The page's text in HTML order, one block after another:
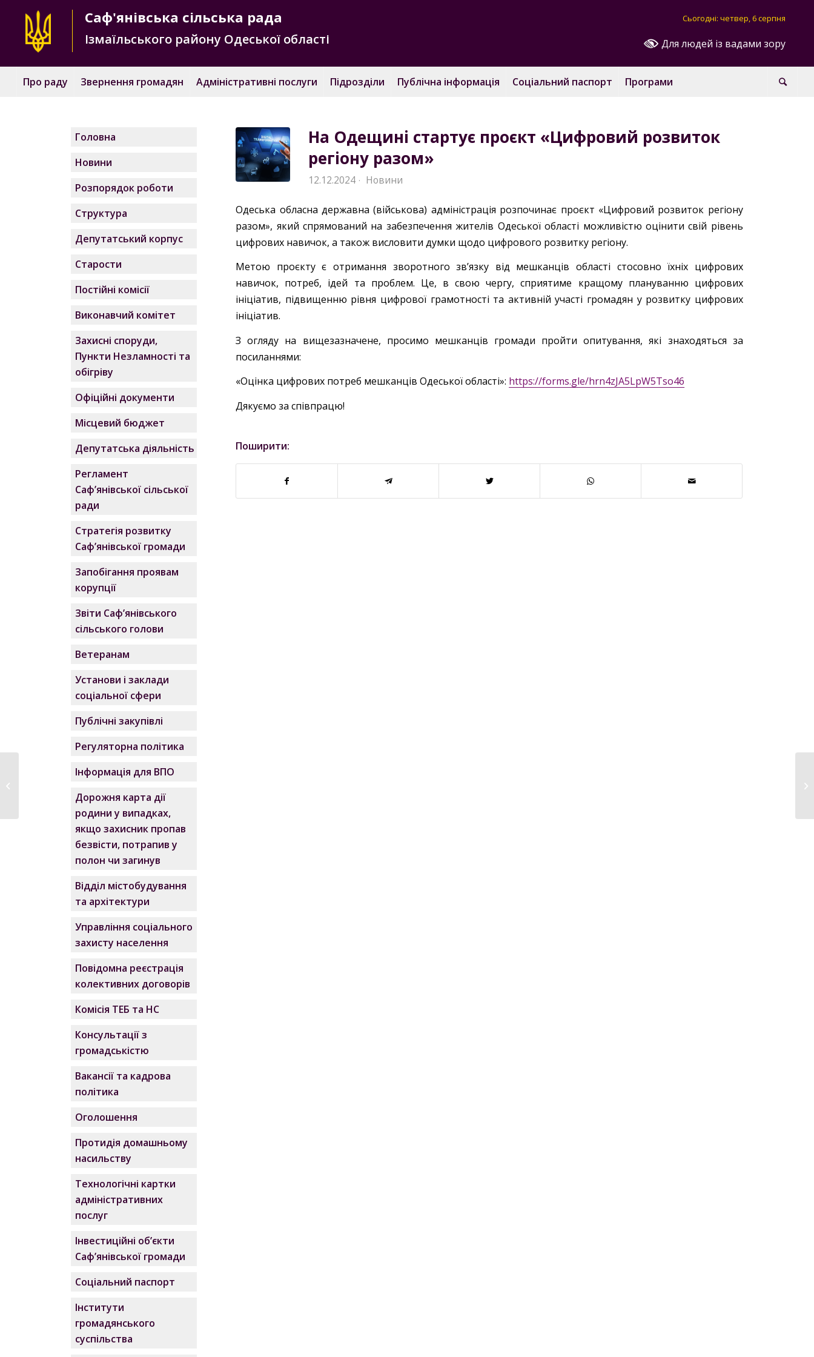
Для людей із вадами зору
Сьогодні: четвер, 6 серпня
Саф'янівська сільська рада
Ізмаїльського району Одеської області
Про раду Звернення громадян Адміністративні послуги Підрозділи Публічна інформація Соціальний паспорт Програми
На Одещині стартує проєкт «Цифровий розвиток
регіону разом»
12.12.2024 · Новини
Одеська обласна державна (військова) адміністрація розпочинає проєкт «Цифровий розвиток регіону
разом», який спрямований на забезпечення жителів Одеської області можливістю оцінити свій рівень
цифрових навичок, а також висловити думки щодо цифрового розвитку регіону.
Метою проєкту є отримання зворотного зв’язку від мешканців області стосовно їхніх цифрових
навичок, потреб, ідей та проблем. Це, в свою чергу, сприятиме кращому плануванню цифрових
ініціатив, підвищенню рівня цифрової грамотності та активній участі громадян у розвитку цифрових
ініціатив.
З огляду на вищезазначене, просимо мешканців громади пройти опитування, які знаходяться за
посиланнями:
«Оцінка цифрових потреб мешканців Одеської області»: https://forms.gle/hrn4zJA5LpW5Tso46
Дякуємо за співпрацю!
Поширити:
Головна
Новини
Розпорядок роботи
Структура
Депутатський корпус
Старости
Постійні комісії
Виконавчий комітет
Захисні споруди,
Пункти Незламності та
обігріву
Офіційні документи
Місцевий бюджет
Депутатська діяльність
Регламент
Саф’янівської сільської
ради
Стратегія розвитку
Саф’янівської громади
Запобігання проявам
корупції
Звіти Саф’янівського
сільського голови
Ветеранам
Установи і заклади
соціальної сфери
Публічні закупівлі
Регуляторна політика
Інформація для ВПО
Дорожня карта дії
родини у випадках,
якщо захисник пропав
безвісти, потрапив у
полон чи загинув
Відділ містобудування
та архітектури
Управління соціального
захисту населення
Повідомна реєстрація
колективних договорів
Комісія ТЕБ та НС
Консультації з
громадськістю
Вакансії та кадрова
політика
Оголошення
Протидія домашньому
насильству
Технологічні картки
адміністративних
послуг
Інвестиційні об’єкти
Саф’янівської громади
Соціальний паспорт
Інститути
громадянського
суспільства
КПК1015041 №62-аг